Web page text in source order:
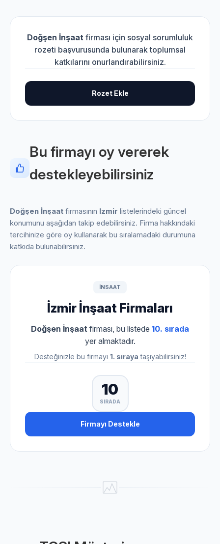
Doğşen İnşaat firması için sosyal sorumluluk
rozeti başvurusunda bulunarak toplumsal
katkılarını onurlandırabilirsiniz.
Rozet Ekle
Bu firmayı oy vererek
destekleyebilirsiniz
Doğşen İnşaat firmasının Izmir listelerindeki güncel
konumunu aşağıdan takip edebilirsiniz. Firma hakkındaki
tercihinize göre oy kullanarak bu sıralamadaki durumuna
katkıda bulunabilirsiniz.
INSAAT
İzmir İnşaat Firmaları
Doğşen İnşaat firması, bu listede 10. sırada
yer almaktadır.
Desteğinizle bu firmayı 1. sıraya taşıyabilirsiniz!
10
SIRADA
Firmayı Destekle